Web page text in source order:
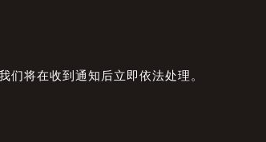
将在收到通知后立即依法处理。